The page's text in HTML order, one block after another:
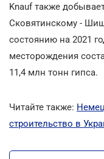
Knauf также
Сковятинскому -
состоянию на 2021
месторождения
11,4 млн тонн гипса.
Читайте также:
строительство в